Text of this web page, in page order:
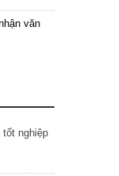
văn
nghiệp